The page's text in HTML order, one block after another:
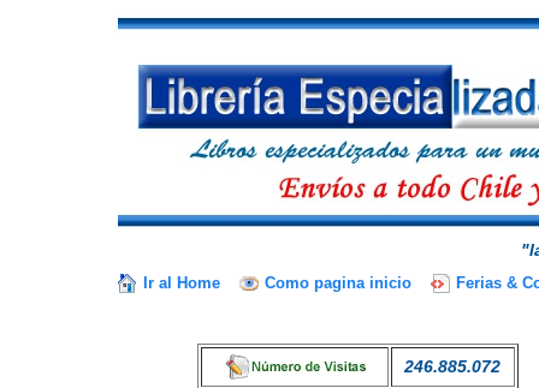
Ir al Home Como pagina inicio Ferias &
246.885.072